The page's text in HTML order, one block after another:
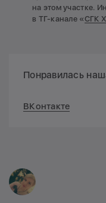
на этом участке.
в ТГ-канале «СГК
Понравилась
ВКонтакте